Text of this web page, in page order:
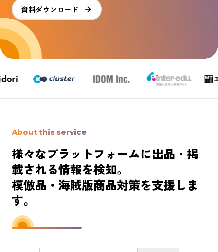
資料ダウンロード
About this service
様々なプラットフォームに出品・掲
載される情報を検知。
模倣品・海賊版商品対策を支援しま
す。